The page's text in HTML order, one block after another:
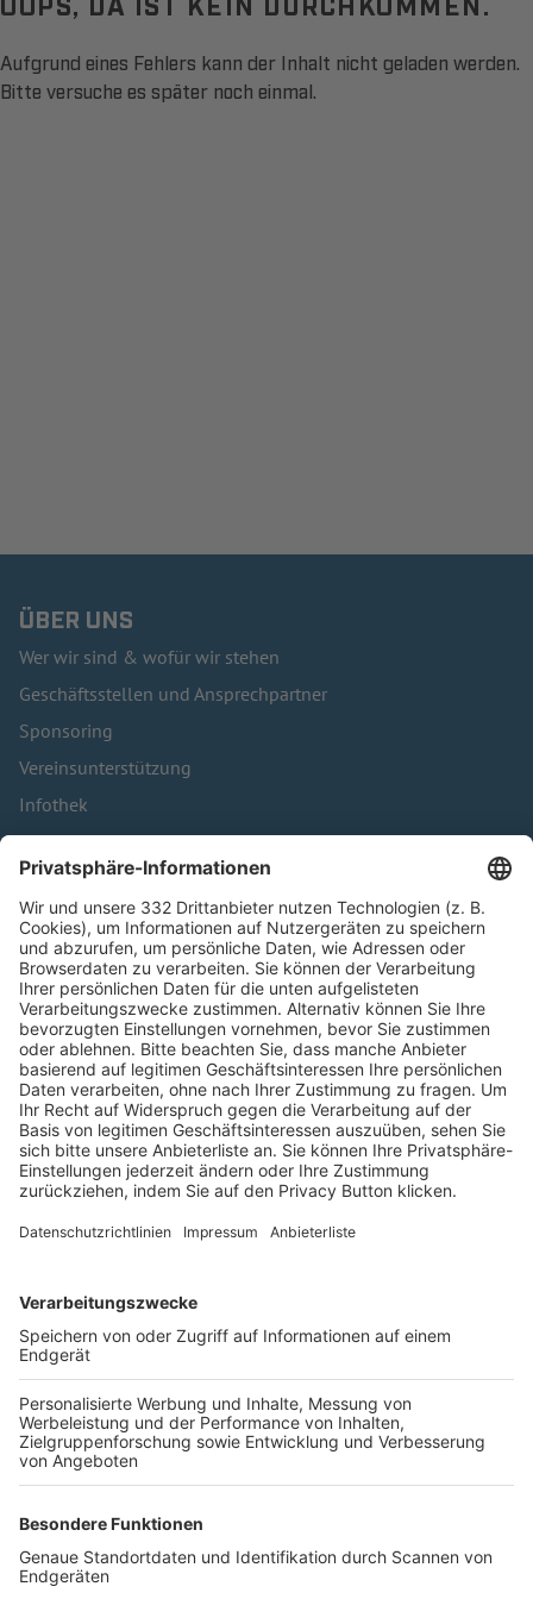
Aufgrund eines Fehlers kann der Inhalt nicht geladen werden.
Bitte versuche es später noch einmal.
ÜBER UNS
Wer wir sind & wofür wir stehen
Geschäftsstellen und Ansprechpartner
Sponsoring
Vereinsunterstützung
Infothek
Kontakt
HÄUFIG BESUCHTE SEITEN
Pässe und Vereinswechsel
Trainerausbildung
Schulungsangebot Vereinsmitarbeiter
BFV-Geschäftsstellen
Trainerbörse
Login SpielPlus
FOLGE DEM BFV
TOP-VEREINE
TOP-PARTNER